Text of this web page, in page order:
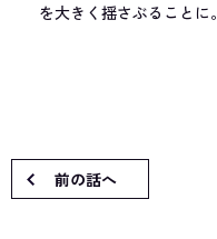
を大きく揺さぶることに。
前の話へ